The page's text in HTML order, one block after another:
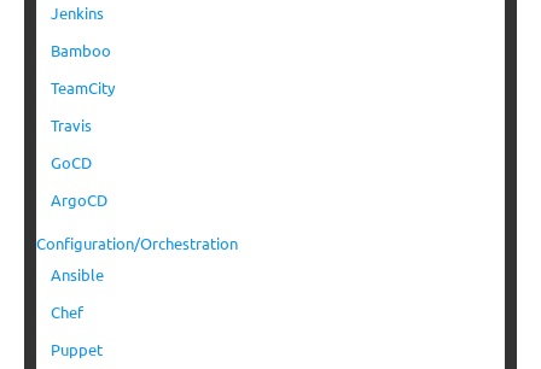
Jenkins
Bamboo
TeamCity
Travis
GoCD
ArgoCD
Configuration/Orchestration
Ansible
Chef
Puppet